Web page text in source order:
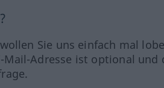
Sie uns einfach mal
Mail-Adresse ist optional und